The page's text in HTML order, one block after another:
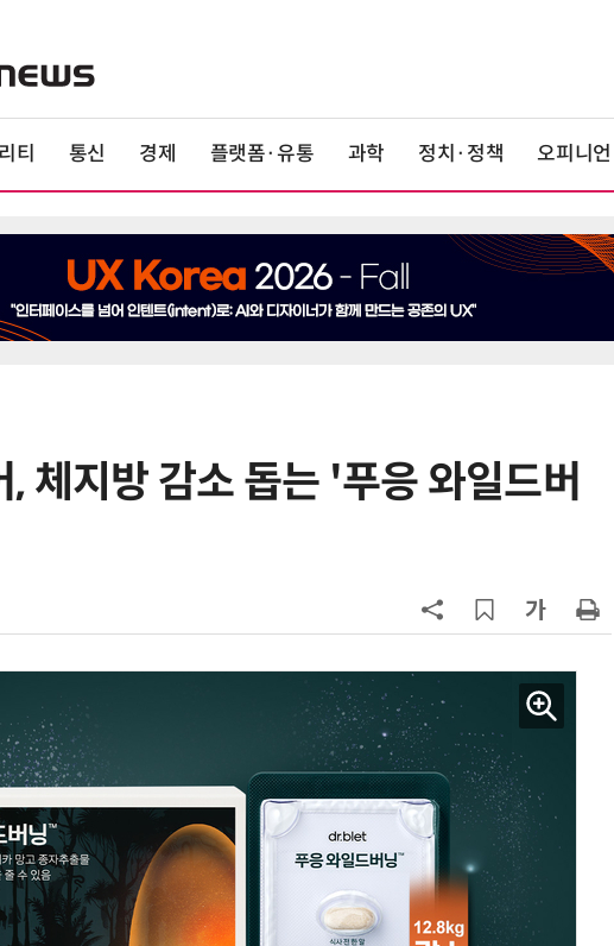
티 통신 경제 플랫폼·유통 과학 정치·정책 오피니언
체지방 감소 돕는 '푸응 와일드버
6
KIST, 기존 반도체 공정으로 전기·
·바이오 실험에 더위도 잊었다…
“내년 2기로 이어집니다”
경 다루며 과학원리 체득...과학체험
제공 '주니어닥터' 현장
다누리, 스페이스X 팰컨9 달 충돌 전
후 포착
10
박성준 아주대 교수, 공기 중 수분으
로 200㎛ 피부 부착 전지 개발